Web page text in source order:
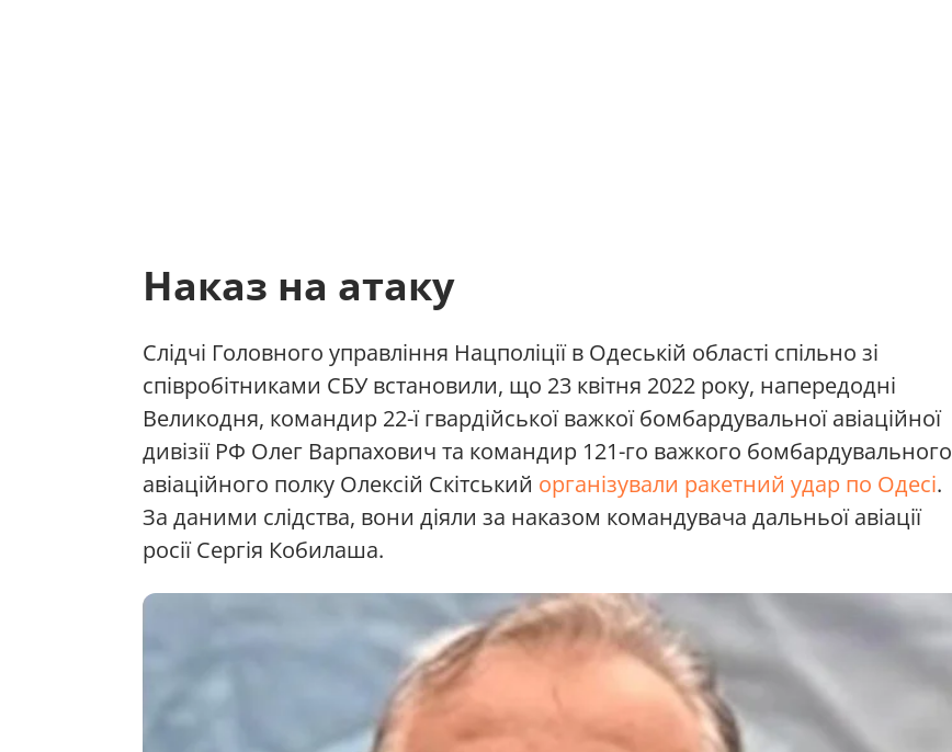
Наказ на атаку
Слідчі Головного управління Нацполіції в Одеській області спільно зі
співробітниками СБУ встановили, що 23 квітня 2022 року, напередодні
Великодня, командир 22-ї гвардійської важкої бомбардувальної авіаційної
дивізії РФ Олег Варпахович та командир 121-го важкого бомбардувального
авіаційного полку Олексій Скітський організували ракетний удар по Одесі.
За даними слідства, вони діяли за наказом командувача дальньої авіації
росії Сергія Кобилаша.